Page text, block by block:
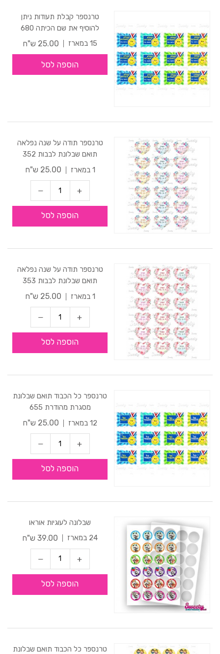
טרנספר קבלת תעודות ניתן
להוסיף את שם הכיתה 680
15 במארז
25.00 ש"ח
הוספה לסל
טרנספר תודה על שנה נפלאה
תואם שבלונת לבבות 352
1 במארז
25.00 ש"ח
הוספה לסל
טרנספר תודה על שנה נפלאה
תואם שבלונת לבבות 353
1 במארז
25.00 ש"ח
הוספה לסל
טרנספר כל הכבוד תואם שבלונת
מסגרת מהודרת 655
12 במארז
25.00 ש"ח
הוספה לסל
שבלונה לעוגיות אוראו
24 במארז
39.00 ש"ח
הוספה לסל
טרנספר כל הכבוד תואם שבלונת